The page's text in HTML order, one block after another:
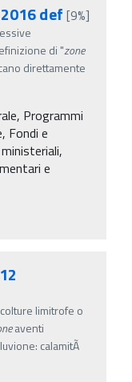
def [9%]
di "zone
direttamente
Programmi
Fondi e
e
limitrofe o
aventi
calamitÃ